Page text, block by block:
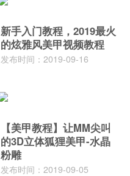
新手入门教程，2019最火
的炫雅风美甲视频教程
发布时间：2019-09-16
【美甲教程】让MM尖叫
的3D立体狐狸美甲-水晶
粉雕
发布时间：2019-09-05